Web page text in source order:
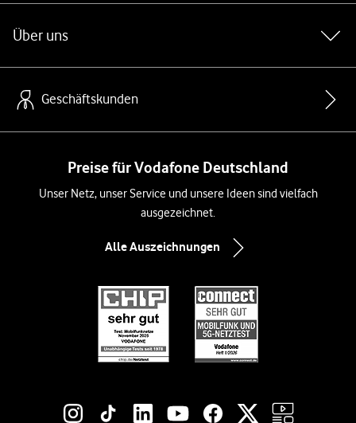
Über uns
Geschäftskunden
Preise für Vodafone Deutschland
Unser Netz, unser Service und unsere Ideen sind vielfach
ausgezeichnet.
Alle Auszeichnungen
Social-Media-Links